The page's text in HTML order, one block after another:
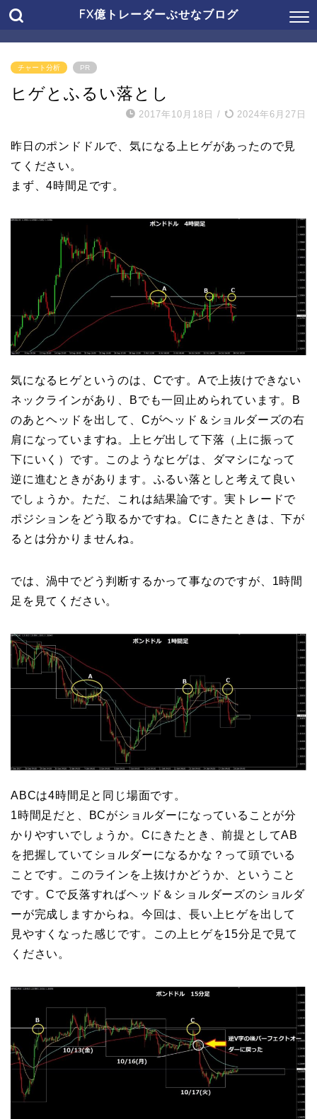
FX億トレーダーぶせなブログ
チャート分析 PR
ヒゲとふるい落とし
2017年10月18日 / 2024年6月27日
昨日のポンドドルで、気になる上ヒゲがあったので見
てください。
まず、4時間足です。
気になるヒゲというのは、Cです。Aで上抜けできない
ネックラインがあり、Bでも一回止められています。B
のあとヘッドを出して、Cがヘッド＆ショルダーズの右
肩になっていますね。上ヒゲ出して下落（上に振って
下にいく）です。このようなヒゲは、ダマシになって
逆に進むときがあります。ふるい落としと考えて良い
でしょうか。ただ、これは結果論です。実トレードで
ポジションをどう取るかですね。Cにきたときは、下が
るとは分かりませんね。
では、渦中でどう判断するかって事なのですが、1時間
足を見てください。
ABCは4時間足と同じ場面です。
1時間足だと、BCがショルダーになっていることが分
かりやすいでしょうか。Cにきたとき、前提としてAB
を把握していてショルダーになるかな？って頭でいる
ことです。このラインを上抜けかどうか、ということ
です。Cで反落すればヘッド＆ショルダーズのショルダ
ーが完成しますからね。今回は、長い上ヒゲを出して
見やすくなった感じです。この上ヒゲを15分足で見て
ください。